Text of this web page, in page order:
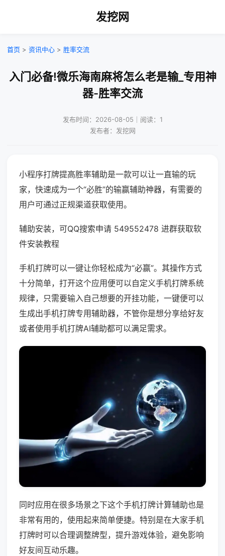
发挖网
首页 > 资讯中心 > 胜率交流
入门必备!微乐海南麻将怎么老是输_专用神
器-胜率交流
发布时间：2026-08-05｜阅读：1
发布者：发挖网
小程序打牌提高胜率辅助是一款可以让一直输的玩
家，快速成为一个“必胜”的输赢辅助神器，有需要的
用户可通过正规渠道获取使用。
辅助安装，可QQ搜索申请 549552478 进群获取软
件安装教程
手机打牌可以一键让你轻松成为“必赢”。其操作方式
十分简单，打开这个应用便可以自定义手机打牌系统
规律，只需要输入自己想要的开挂功能，一键便可以
生成出手机打牌专用辅助器，不管你是想分享给好友
或者使用手机打牌AI辅助都可以满足需求。
同时应用在很多场景之下这个手机打牌计算辅助也是
非常有用的，使用起来简单便捷。特别是在大家手机
打牌时可以合理调整牌型，提升游戏体验，避免影响
好友间互动乐趣。